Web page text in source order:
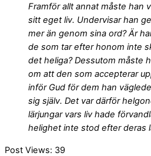
Framför allt annat måste han
sitt eget liv. Undervisar han
mer än genom sina ord? Är
de som tar efter honom inte
det heliga? Dessutom måste
om att den som accepterar
inför Gud för dem han
sig själv. Det var därför
lärjungar vars liv hade
helighet inte stod efter deras
Post Views: 39